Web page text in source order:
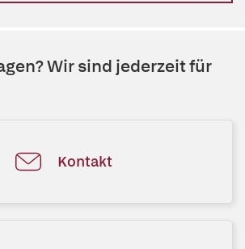
Wir sind jederzeit für
Kontakt